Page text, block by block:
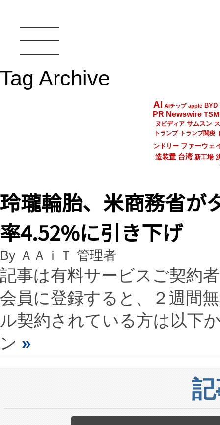
Tag Archive
AI AIチップ apple BYD
PR Newswire
ヌビディア サムスン
トランプ
トランプ関税
ンドリー ファーウェ
造装置 台湾 新工場
玲瓏輪胎、米商務省が
率4.52%に引き下げ
By ＡＡｉＴ 管理者
記事は有料サービスご契約
会員に登録すると、２週間
ル契約されている方は以下
ン »